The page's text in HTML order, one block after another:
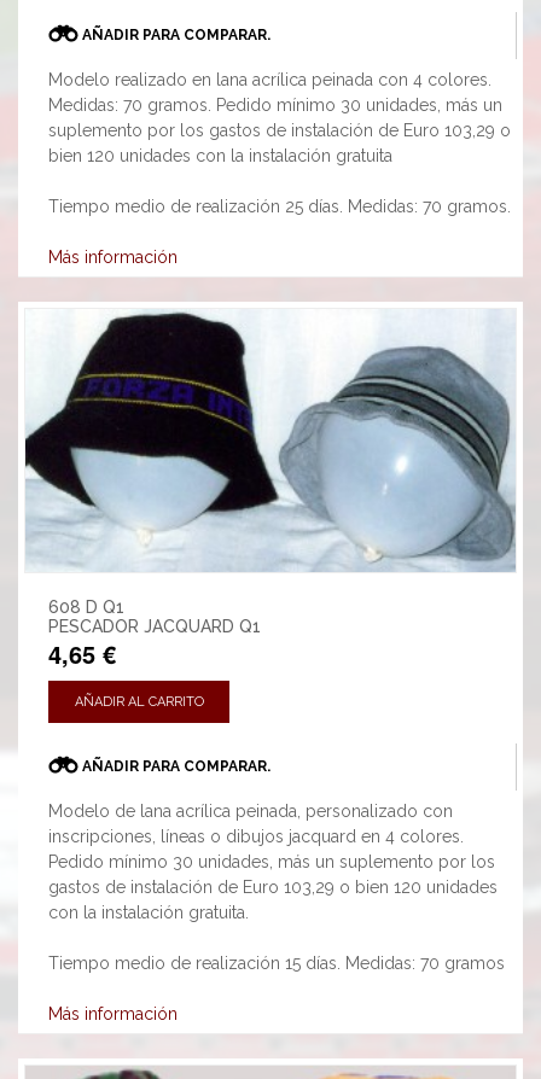
AÑADIR PARA COMPARAR.
Modelo realizado en lana acrílica peinada con 4 colores.
Medidas: 70 gramos. Pedido mínimo 30 unidades, más un
suplemento por los gastos de instalación de Euro 103,29 o
bien 120 unidades con la instalación gratuita
Tiempo medio de realización 25 días. Medidas: 70 gramos.
Más información
608 D Q1
PESCADOR JACQUARD Q1
4,65 €
AÑADIR AL CARRITO
AÑADIR PARA COMPARAR.
Modelo de lana acrílica peinada, personalizado con
inscripciones, líneas o dibujos jacquard en 4 colores.
Pedido mínimo 30 unidades, más un suplemento por los
gastos de instalación de Euro 103,29 o bien 120 unidades
con la instalación gratuita.
Tiempo medio de realización 15 días. Medidas: 70 gramos
Más información